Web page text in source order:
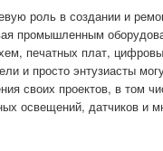
роль в создании и
промышленным
печатных плат,
и просто энтузиасты
своих проектов, в том
освещений, датчиков и